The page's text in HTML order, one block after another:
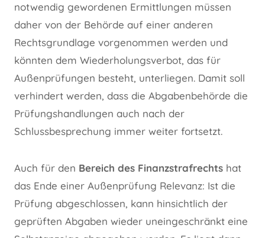
notwendig gewordenen Ermittlungen müssen
daher von der Behörde auf einer anderen
Rechtsgrundlage vorgenommen werden und
könnten dem Wiederholungsverbot, das für
Außenprüfungen besteht, unterliegen. Damit soll
verhindert werden, dass die Abgabenbehörde die
Prüfungshandlungen auch nach der
Schlussbesprechung immer weiter fortsetzt.
Auch für den Bereich des Finanzstrafrechts hat
das Ende einer Außenprüfung Relevanz: Ist die
Prüfung abgeschlossen, kann hinsichtlich der
geprüften Abgaben wieder uneingeschränkt eine